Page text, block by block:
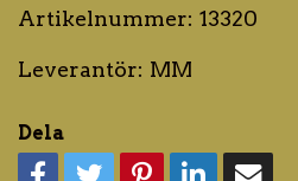
Artikelnummer: 13320
Leverantör: MM
Dela